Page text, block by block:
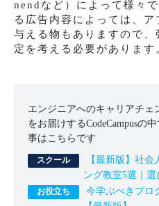
nendなど）によって様々
る広告内容によっては、
与える物もありますので
定を考える必要があります
エンジニアへのキャリアチ
をお届けするCodeCampusの
事はこちらです
【最新版】社
ング教室5選｜
今学ぶべきプロ